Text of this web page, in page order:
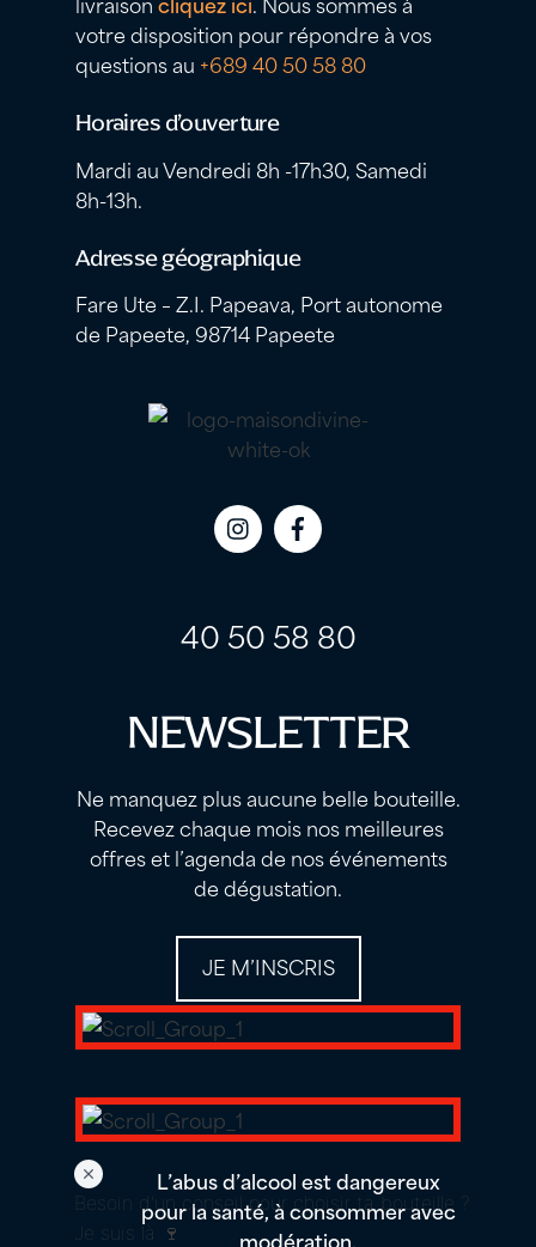
votre disposition pour répondre à vos
questions au +689 40 50 58 80
Horaires d’ouverture
Mardi au Vendredi 8h -17h30, Samedi
8h-13h.
Adresse géographique
Fare Ute – Z.I. Papeava, Port autonome
de Papeete, 98714 Papeete
Icon
Icon
40 50 58 80
NEWSLETTER
Ne manquez plus aucune belle bouteille.
Recevez chaque mois nos meilleures
offres et l’agenda de nos événements
de dégustation.
JE M’INSCRIS
L’abus d’alcool est dangereux
pour la santé, à consommer avec
modération.
Besoin d'un conseil pour choisir ta bouteille ?
Je suis là 🍷